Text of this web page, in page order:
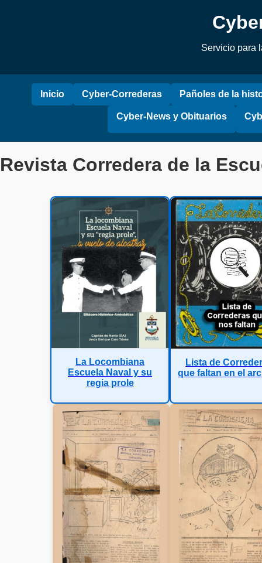
Servicio para
Inicio Cyber-Correderas Pañoles de la
Cyber-News y Obituarios
Revista Corredera de la
La Locombiana
Escuela Naval y su
regia prole
Lista de
que faltan en el